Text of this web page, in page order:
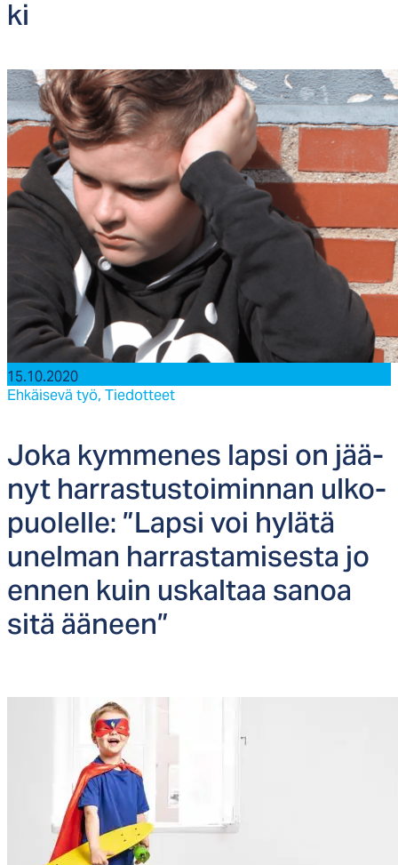
ki
15.10.2020
Ehkäisevä työ, Tiedotteet
Jo­ka kym­me­nes lap­si on jää­
nyt har­ras­tus­toi­min­nan ul­ko­
puo­lel­le: ”Lap­si voi hy­lä­tä
unel­man har­ras­ta­mi­ses­ta jo
en­nen kuin us­kal­taa sa­noa
si­tä ää­neen”